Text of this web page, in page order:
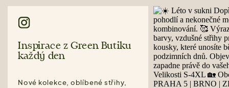
Inspirace z Green Butiku
každý den
Nové kolekce, oblíbené střihy,